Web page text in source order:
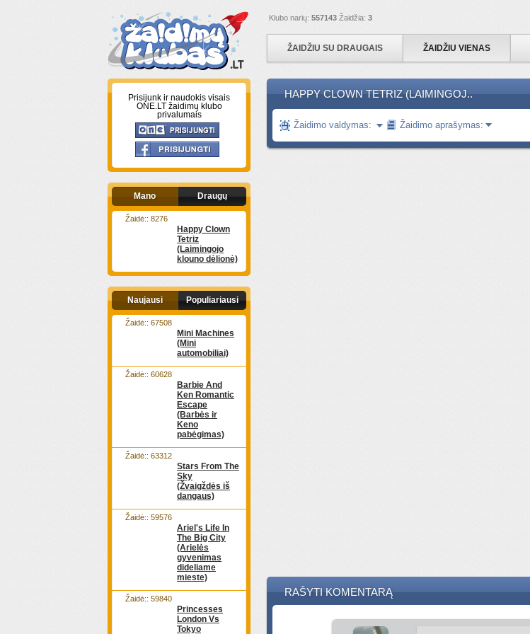
Klubo narių: 557143 Žaidžia: 3
ŽAIDŽIU SU DRAUGAIS ŽAIDŽIU VIENAS
Prisijunk ir naudokis visais
ONE.LT žaidimų klubo
privalumais
Mano Draugų
Happy Clown
Tetriz
(Laimingojo
klouno dėlionė)
Žaidė:: 8276
Naujausi Populiariausi
Mini Machines
(Mini
automobiliai)
Žaidė:: 67508
Barbie And
Ken Romantic
Escape
(Barbės ir
Keno
pabėgimas)
Žaidė:: 60628
Stars From The
Sky
(Žvaigždės iš
dangaus)
Žaidė:: 63312
Ariel's Life In
The Big City
(Arielės
gyvenimas
dideliame
mieste)
Žaidė:: 59576
Princesses
London Vs
Tokyo
Žaidė:: 59840
HAPPY CLOWN TETRIZ (LAIMINGOJ..
Žaidimo valdymas: Žaidimo aprašymas:
RAŠYTI KOMENTARĄ